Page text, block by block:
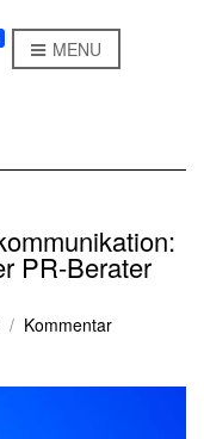
MENU
PR-Berater
Kommentar